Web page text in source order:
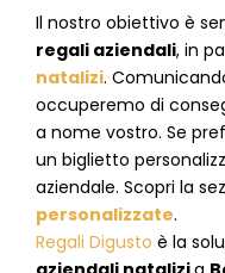
Il nostro obiettivo è
regali aziendali, in
natalizi.
occuperemo di
a nome vostro. Se
un biglietto
aziendale. Scopri la
personalizzate.
Regali Digusto è la